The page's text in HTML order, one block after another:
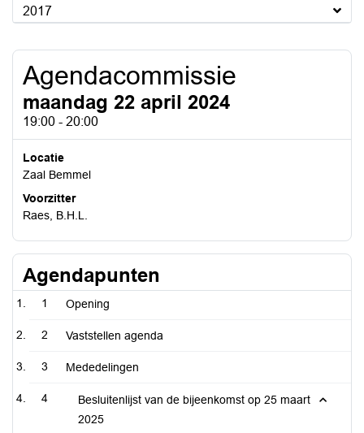
2017
Agendacommissie
maandag 22 april 2024
19:00 - 20:00
Locatie
Zaal Bemmel
Voorzitter
Raes, B.H.L.
Agendapunten
1 Opening
2 Vaststellen agenda
3 Mededelingen
4
Besluitenlijst van de bijeenkomst op 25 maart
2025